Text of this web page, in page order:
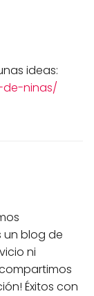
ideas:
ninas/
un blog de
ni
Éxitos con